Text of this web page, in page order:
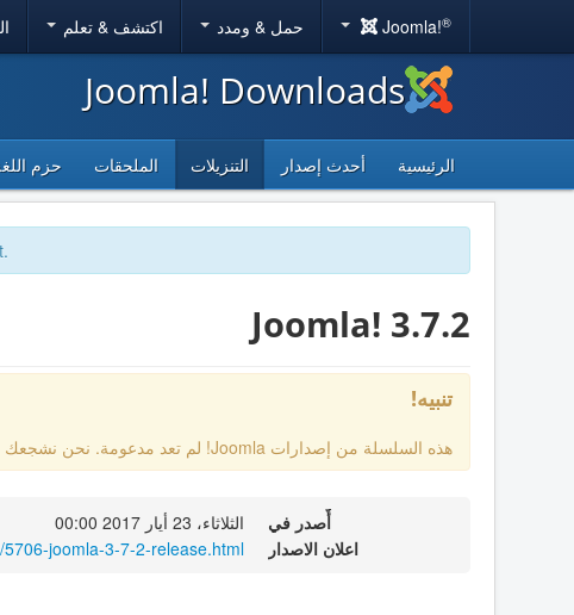
Joomla!® حمل & ومدد اكتشف & تعلم
Joomla! Downloads
الرئيسية أحدث إصدار التنزيلات الملحقات حزم
Joomla! 3.7.2
تنبيه!
هذه السلسلة من إصدارات Joomla! لم تعد مدعومة. نحن نشجعك على الترقية إلى
أٌصدر في
الثلاثاء، 23 أيار 2017 00:00
اعلان الاصدار
joomla-3-7-2-release.html